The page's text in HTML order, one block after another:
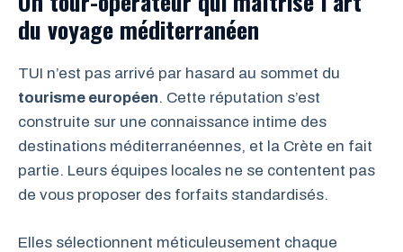
du voyage méditerranéen
TUI n’est pas arrivé par hasard au sommet du
tourisme européen. Cette réputation s’est
construite sur une connaissance intime des
destinations méditerranéennes, et la Crète en fait
partie. Leurs équipes locales ne se contentent pas
de vous proposer des forfaits standardisés.
Elles sélectionnent méticuleusement chaque